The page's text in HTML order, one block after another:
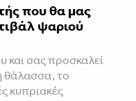
που θα μας
ψαριού
και σας προσκαλεί
θάλασσα, το
κυπριακές